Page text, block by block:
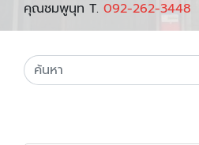
คุณชมพูนุท T. 092-262-3448